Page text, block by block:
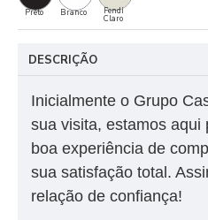
Preto Branco Fendi
Claro
DESCRIÇÃO
Inicialmente o Grupo
sua visita, estamos aqui
boa experiência de
sua satisfação total.
relação de confiança!